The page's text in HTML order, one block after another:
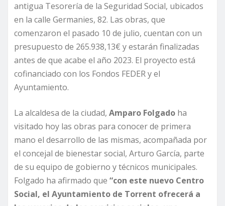
antigua Tesorería de la Seguridad Social, ubicados
en la calle Germanies, 82. Las obras, que
comenzaron el pasado 10 de julio, cuentan con un
presupuesto de 265.938,13€ y estarán finalizadas
antes de que acabe el año 2023. El proyecto está
cofinanciado con los Fondos FEDER y el
Ayuntamiento.
La alcaldesa de la ciudad, Amparo Folgado ha
visitado hoy las obras para conocer de primera
mano el desarrollo de las mismas, acompañada por
el concejal de bienestar social, Arturo García, parte
de su equipo de gobierno y técnicos municipales.
Folgado ha afirmado que “con este nuevo Centro
Social, el Ayuntamiento de Torrent ofrecerá a